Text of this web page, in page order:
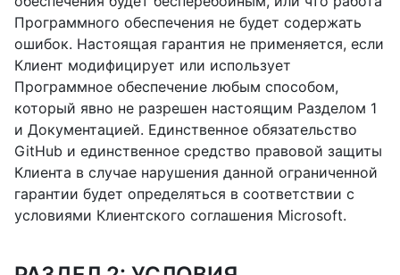
Программного обеспечения не будет содержать
ошибок. Настоящая гарантия не применяется, если
Клиент модифицирует или использует
Программное обеспечение любым способом,
который явно не разрешен настоящим Разделом 1
и Документацией. Единственное обязательство
GitHub и единственное средство правовой защиты
Клиента в случае нарушения данной ограниченной
гарантии будет определяться в соответствии с
условиями Клиентского соглашения Microsoft.